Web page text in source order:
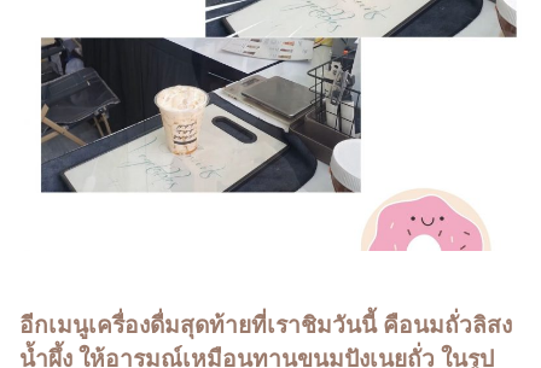
อีกเมนูเครื่องดื่มสุดท้ายที่เราชิมวันนี้ คือนมถั่วลิสง
น้ำผึ้ง ให้อารมณ์เหมือนทานขนมปังเนยถั่ว ในรูป